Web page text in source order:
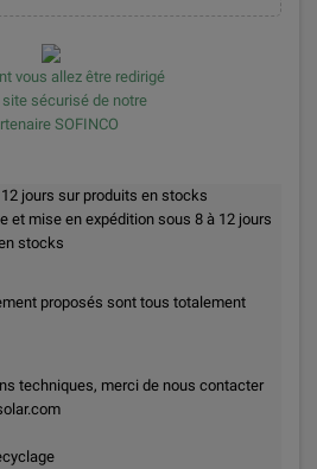
vous allez être redirigé
sécurisé de notre
SOFINCO
jours sur produits en stocks
et mise en expédition sous 8 à 12 jours
stocks
proposés sont tous totalement
techniques, merci de nous contacter